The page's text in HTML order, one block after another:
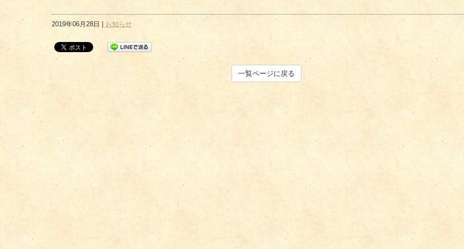
2019年06月28日 | お知らせ
一覧ページに戻る